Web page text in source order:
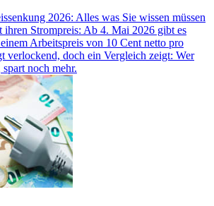
2026: Alles was Sie wissen müssen
ihren Strompreis: Ab 4. Mai 2026 gibt es
Arbeitspreis von 10 Cent netto pro
verlockend, doch ein Vergleich zeigt: Wer
noch mehr.